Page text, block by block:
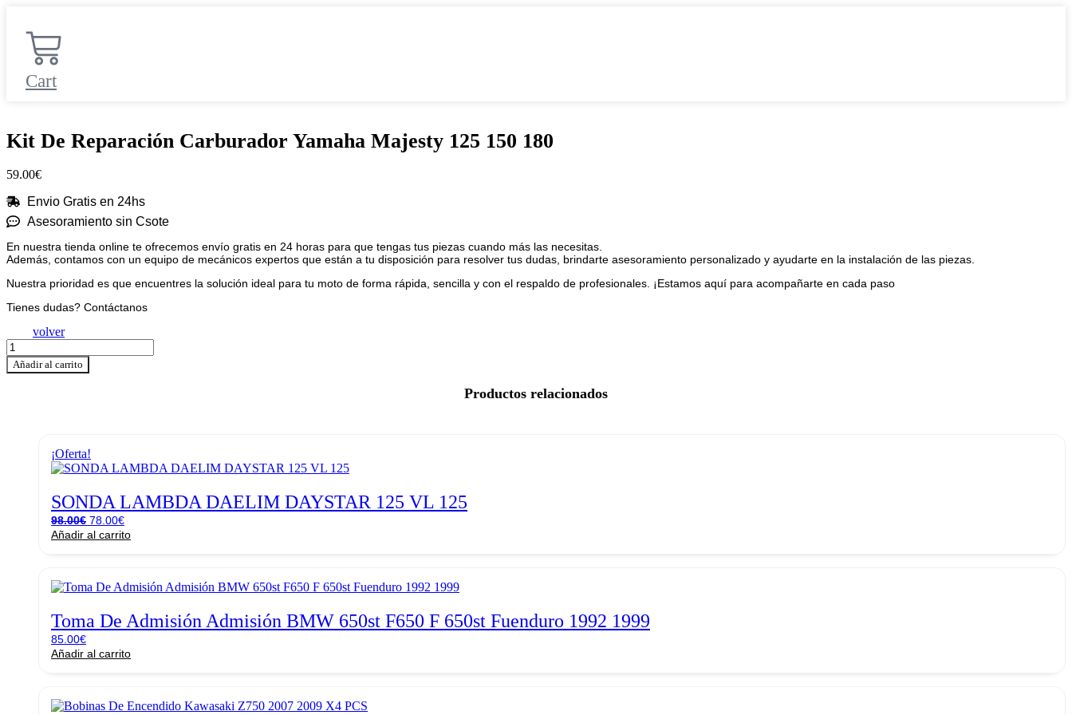
contenido
Cart
Kit De Reparación Carburador Yamaha Majesty 125 150 180
59.00€
Envio Gratis en 24hs
Asesoramiento sin Csote
En nuestra tienda online te ofrecemos envío gratis en 24 horas para que tengas tus piezas cuando más las necesitas.
Además, contamos con un equipo de mecánicos expertos que están a tu disposición para resolver tus dudas, brindarte asesoramiento personalizado y ayudarte en la instalación de las piezas.
Nuestra prioridad es que encuentres la solución ideal para tu moto de forma rápida, sencilla y con el respaldo de profesionales. ¡Estamos aquí para acompañarte en cada paso
Tienes dudas? Contáctanos
volver
Kit
De
Reparación
Añadir al carrito
Productos relacionados
¡Oferta!
SONDA LAMBDA DAELIM DAYSTAR 125 VL 125
98.00€ El
precio
original
78.00€El
precio
actual
Añadir al carrito
Toma De Admisión Admisión BMW 650st F650 F 650st Fuenduro 1992 1999
85.00€
Añadir al carrito